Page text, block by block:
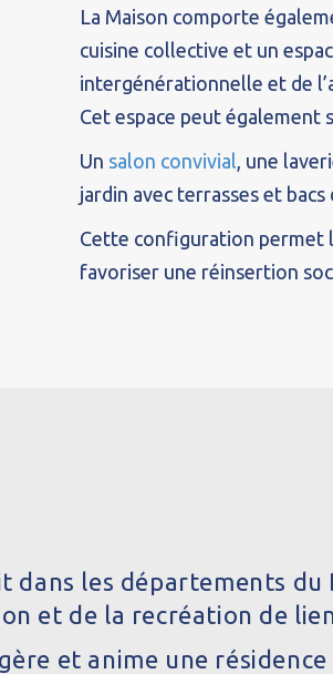
La Maison comporte
cuisine collective et un
intergénérationnelle et de
Cet espace peut également
Un salon convivial, une
jardin avec terrasses et
Cette configuration permet
favoriser une réinsertion
les départements du
et de la recréation de
et anime une